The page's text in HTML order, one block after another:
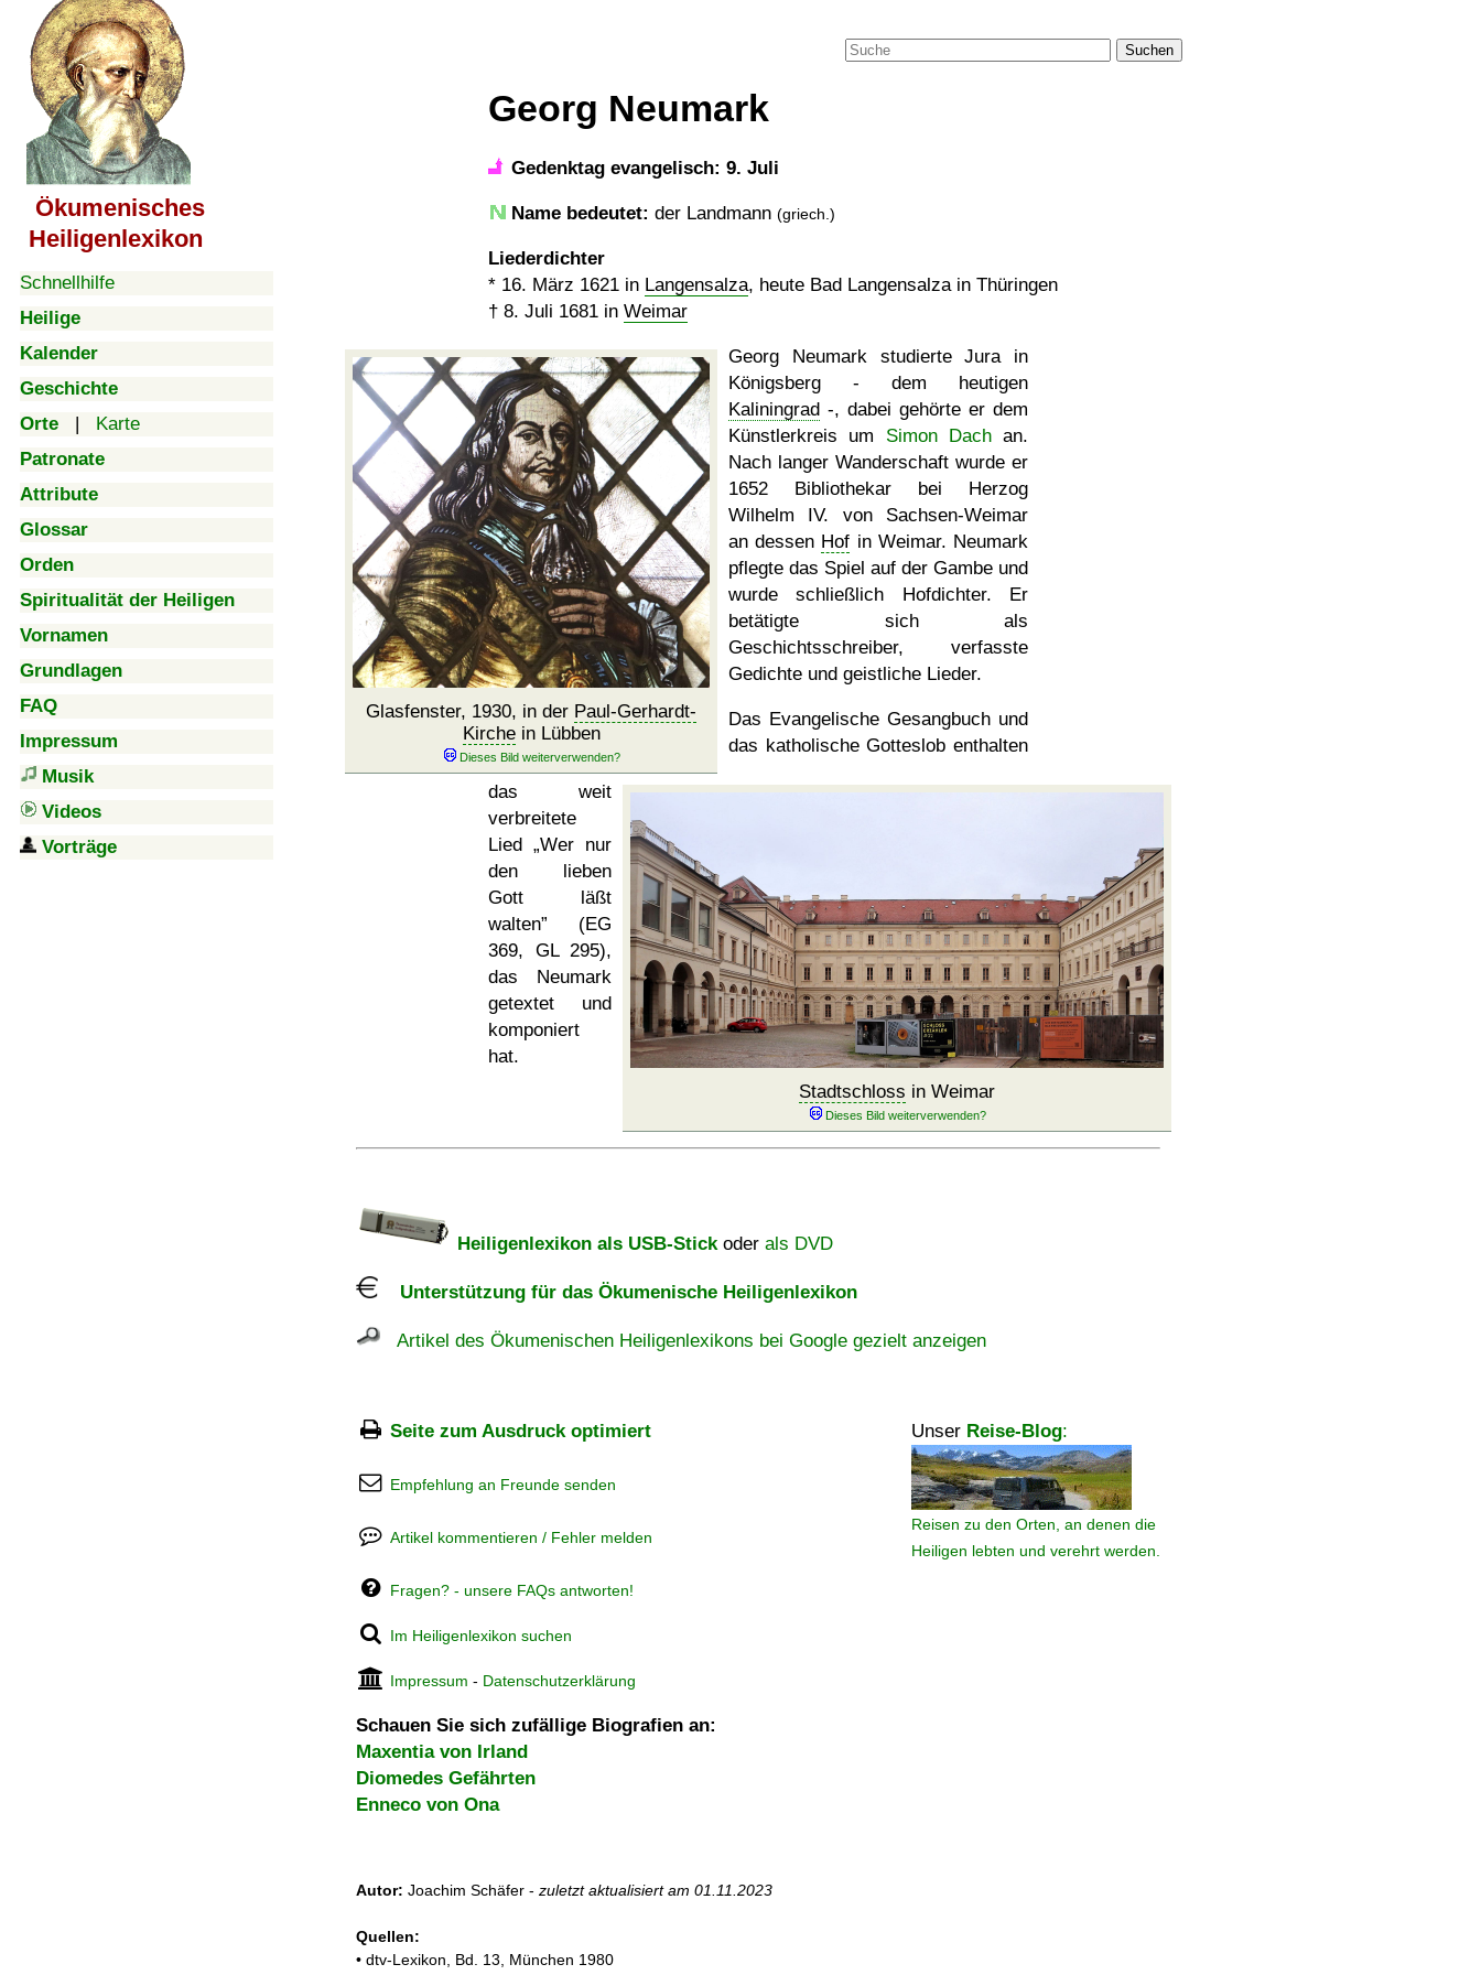
Ökumenisches
Heiligenlexikon
Schnellhilfe
Heilige
Kalender
Geschichte
Orte | Karte
Patronate
Attribute
Glossar
Orden
Spiritualität der Heiligen
Vornamen
Grundlagen
FAQ
Impressum
Musik
Videos
Vorträge
Suchen
Georg Neumark
Gedenktag evangelisch: 9. Juli
Name bedeutet: der Landmann (griech.)
Liederdichter
* 16. März 1621 in Langensalza, heute Bad Langensalza in Thüringen
† 8. Juli 1681 in Weimar
Glasfenster, 1930, in der Paul-Gerhardt-
Kirchein Lübben
Georg Neumark studierte Jura in
Königsberg - dem heutigen
Kaliningrad -, dabei gehörte er dem
Künstlerkreis um Simon Dachan.
Nach langer Wanderschaft wurde er
1652 Bibliothekar bei Herzog
Wilhelm IV. von Sachsen-Weimar
an dessen Hof in Weimar. Neumark
pflegte das Spiel auf der Gambe und
wurde schließlich Hofdichter. Er
betätigte sich als
Geschichtsschreiber, verfasste
Gedichte und geistliche Lieder.
Stadtschloss in Weimar
Das Evangelische Gesangbuch und
das katholische Gotteslob enthalten
das weit
verbreitete
Lied
Wer nur
den lieben
Gott läßt
walten
(EG
369, GL 295),
das Neumark
getextet und
komponiert
hat.
Heiligenlexikon als USB-Stickoder als DVD
Unterstützung für das Ökumenische Heiligenlexikon
Artikel des Ökumenischen Heiligenlexikons bei Google gezielt anzeigen
Seite zum Ausdruck optimiert Unser Reise-Blog:
Reisen zu den Orten, an denen die
Heiligen lebten und verehrt werden.
Empfehlung an Freunde senden
Artikel kommentieren / Fehler melden
Fragen? - unsere FAQs antworten!
Im Heiligenlexikon suchen
Impressum - Datenschutzerklärung
Schauen Sie sich zufällige Biografien an:
Maxentia von Irland
Diomedes Gefährten
Enneco von Ona
Autor: Joachim Schäfer - zuletzt aktualisiert am 01.11.2023
Quellen:
• dtv-Lexikon, Bd. 13, München 1980